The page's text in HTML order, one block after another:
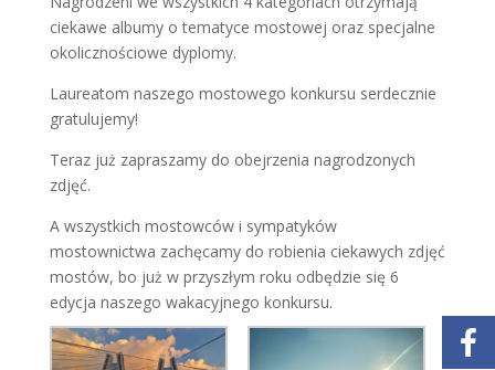
ciekawe albumy o tematyce mostowej oraz specjalne
okolicznościowe dyplomy.
Laureatom naszego mostowego konkursu serdecznie
gratulujemy!
Teraz już zapraszamy do obejrzenia nagrodzonych
zdjęć.
A wszystkich mostowców i sympatyków
mostownictwa zachęcamy do robienia ciekawych zdjęć
mostów, bo już w przyszłym roku odbędzie się 6
edycja naszego wakacyjnego konkursu.